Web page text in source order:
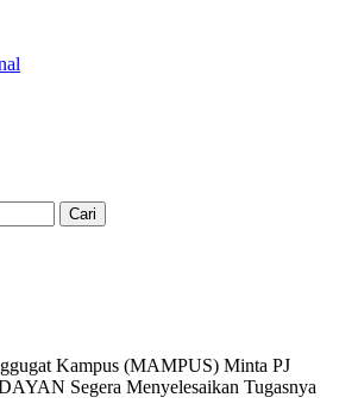
Kampus (MAMPUS) Minta PJ
Segera Menyelesaikan Tugasnya